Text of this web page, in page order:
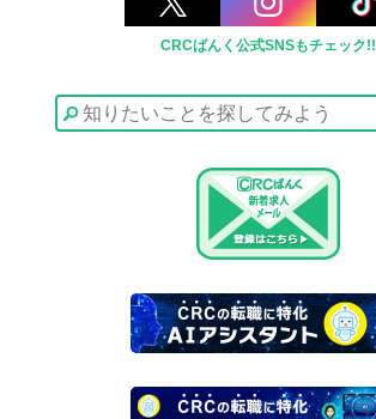
CRCばんく公式SNSもチェック!!